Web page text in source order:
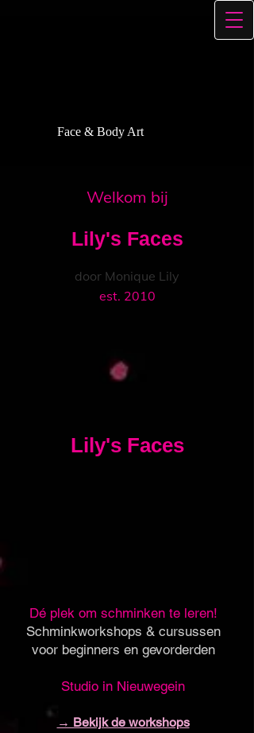
Face & Body Art
Welkom bij
Lily's F​aces
door Monique Lily
est. 2010
Lily's Faces
Dé plek om schminken te leren!
Schminkworkshops & cursussen
voor beginners en gevorderden
Studio in Nieuwegein
→ Bekijk de workshops